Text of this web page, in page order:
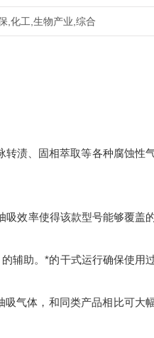
,化工,生物产业,综合
转渍、固相萃取等各种腐蚀性
吸效率使得该款型号能够覆盖
辅助。*的干式运行确保使用
气体，和同类产品相比可大